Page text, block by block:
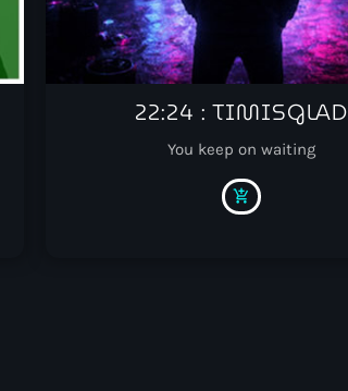
22:24 : TIMISGLAD
You keep on waiting
add_shopping_cart